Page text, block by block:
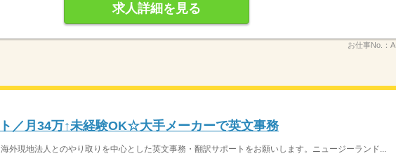
求人詳細を見る
お仕事No.：
／月34万↑未経験OK☆大手メーカーで英文事務
外現地法人とのやり取りを中心とした英文事務・翻訳サポートをお願いします。ニュージーランド...